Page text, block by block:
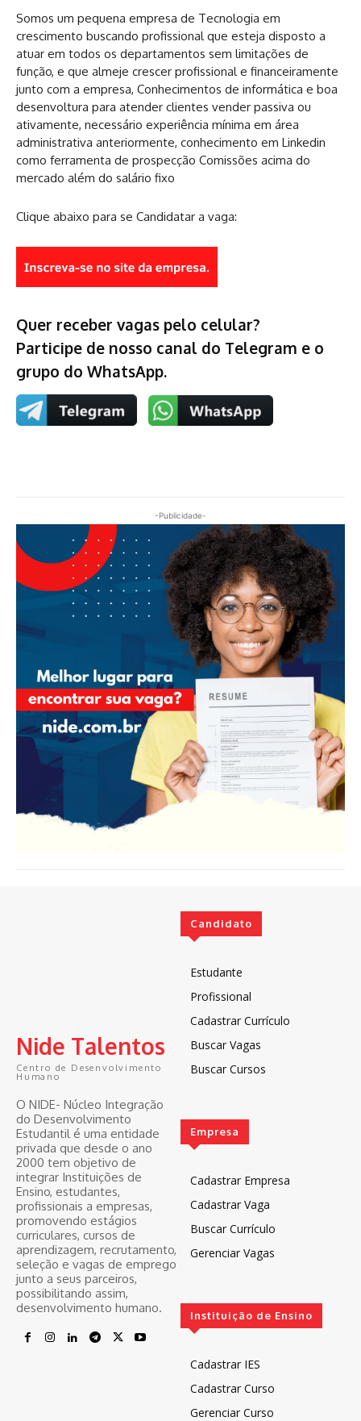
Somos um pequena empresa de Tecnologia em
crescimento buscando profissional que esteja disposto a
atuar em todos os departamentos sem limitações de
função, e que almeje crescer profissional e financeiramente
junto com a empresa, Conhecimentos de informática e boa
desenvoltura para atender clientes vender passiva ou
ativamente, necessário experiência mínima em área
administrativa anteriormente, conhecimento em Linkedin
como ferramenta de prospecção Comissões acima do
mercado além do salário fixo
Clique abaixo para se Candidatar a vaga:
Quer receber vagas pelo celular?
Participe de nosso canal do Telegram e o
grupo do WhatsApp.
-Publicidade-
Nide Talentos
Centro de Desenvolvimento
Humano
O NIDE- Núcleo Integração
do Desenvolvimento
Estudantil é uma entidade
privada que desde o ano
2000 tem objetivo de
integrar Instituições de
Ensino, estudantes,
profissionais a empresas,
promovendo estágios
curriculares, cursos de
aprendizagem, recrutamento,
seleção e vagas de emprego
junto a seus parceiros,
possibilitando assim,
desenvolvimento humano.
Candidato
Estudante
Profissional
Cadastrar Currículo
Buscar Vagas
Buscar Cursos
Empresa
Cadastrar Empresa
Cadastrar Vaga
Buscar Currículo
Gerenciar Vagas
Instituição de Ensino
Cadastrar IES
Cadastrar Curso
Gerenciar Curso